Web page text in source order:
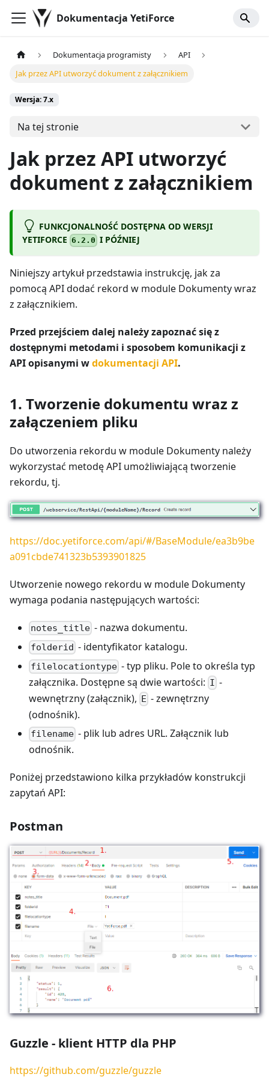
Dokumentacja YetiForce
Dokumentacja programisty
API
Jak przez API utworzyć dokument z załącznikiem
Wersja: 7.x
Na tej stronie
Jak przez API utworzyć
dokument z załącznikiem
FUNKCJONALNOŚĆ DOSTĘPNA OD WERSJI
YETIFORCE 6.2.0 I PÓŹNIEJ
Niniejszy artykuł przedstawia instrukcję, jak za
pomocą API dodać rekord w module Dokumenty wraz
z załącznikiem.
Przed przejściem dalej należy zapoznać się z
dostępnymi metodami i sposobem komunikacji z
API opisanymi wdokumentacji API.
1. Tworzenie dokumentu wraz z
załączeniem pliku
Do utworzenia rekordu w module Dokumenty należy
wykorzystać metodę API umożliwiającą tworzenie
rekordu, tj.
https://doc.yetiforce.com/api/#/BaseModule/ea3b9be
a091cbde741323b5393901825
Utworzenie nowego rekordu w module Dokumenty
wymaga podania następujących wartości:
notes_title - nazwa dokumentu.
folderid - identyfikator katalogu.
filelocationtype - typ pliku. Pole to określa typ
załącznika. Dostępne są dwie wartości: I -
wewnętrzny (załącznik), E - zewnętrzny
(odnośnik).
filename - plik lub adres URL. Załącznik lub
odnośnik.
Poniżej przedstawiono kilka przykładów konstrukcji
zapytań API:
Postman
Guzzle - klient HTTP dla PHP
https://github.com/guzzle/guzzle